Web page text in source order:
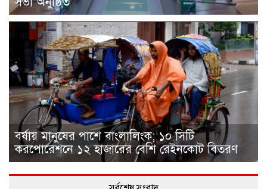
বর্ষায় মানুষের পাশে বাংলালিংক; ১০ সিটি
করপোরেশনে ১২ হাজারের বেশি রেইনকোট বিতরণ